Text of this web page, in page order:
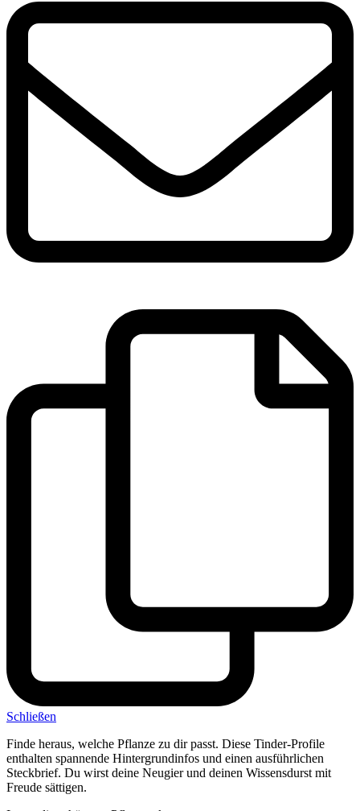
Schließen
Finde heraus, welche Pflanze zu dir passt. Diese Tinder-Profile
enthalten spannende Hintergrundinfos und einen ausführlichen
Steckbrief. Du wirst deine Neugier und deinen Wissensdurst mit
Freude sättigen.